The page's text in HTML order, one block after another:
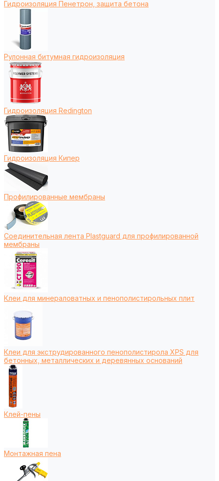
Гидроизоляция Пенетрон, защита бетона
Рулонная битумная гидроизоляция
Гидроизоляция Redington
Гидроизоляция Кипер
Профилированные мембраны
Соединительная лента Plastguard для профилированной
мембраны
Клеи для минераловатных и пенополистирольных плит
Клеи для экструдированного пенополистирола XPS для
бетонных, металлических и деревянных оснований
Клей-пены
Монтажная пена